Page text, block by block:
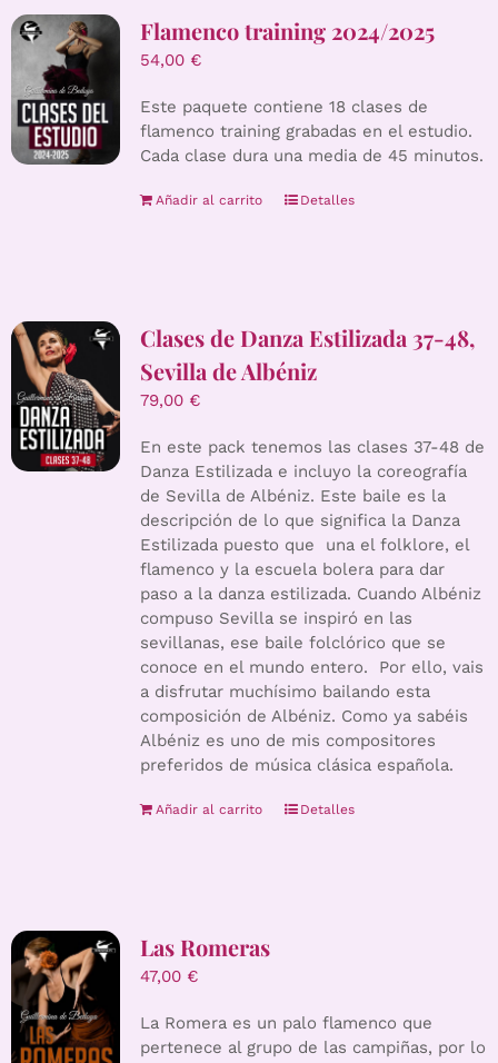
Flamenco training 2024/2025
54,00 €
Este paquete contiene 18 clases de
flamenco training grabadas en el estudio.
Cada clase dura una media de 45 minutos.
Añadir al carrito Detalles
Clases de Danza Estilizada 37-48,
Sevilla de Albéniz
79,00 €
En este pack tenemos las clases 37-48 de
Danza Estilizada e incluyo la coreografía
de Sevilla de Albéniz. Este baile es la
descripción de lo que significa la Danza
Estilizada puesto que una el folklore, el
flamenco y la escuela bolera para dar
paso a la danza estilizada. Cuando Albéniz
compuso Sevilla se inspiró en las
sevillanas, ese baile folclórico que se
conoce en el mundo entero. Por ello, vais
a disfrutar muchísimo bailando esta
composición de Albéniz. Como ya sabéis
Albéniz es uno de mis compositores
preferidos de música clásica española.
Añadir al carrito Detalles
Las Romeras
47,00 €
La Romera es un palo flamenco que
pertenece al grupo de las campiñas, por lo